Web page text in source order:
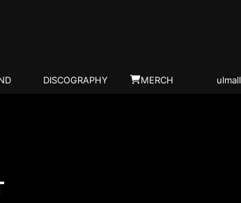
DISCOGRAPHY MERCH ulmall